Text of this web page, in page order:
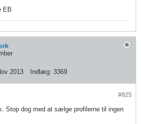
EB
2013 Indlæg: 3369
#825
Stop dog med at sælge profilerne til ingen